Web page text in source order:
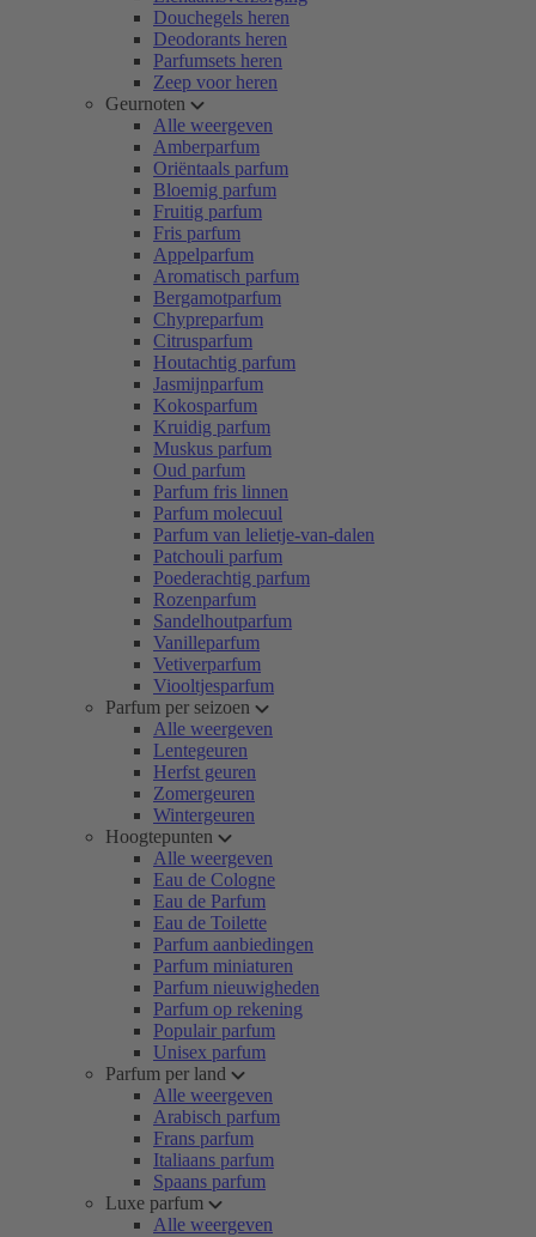
Douchegels heren
Deodorants heren
Parfumsets heren
Zeep voor heren
Geurnoten
Alle weergeven
Amberparfum
Oriëntaals parfum
Bloemig parfum
Fruitig parfum
Fris parfum
Appelparfum
Aromatisch parfum
Bergamotparfum
Chypreparfum
Citrusparfum
Houtachtig parfum
Jasmijnparfum
Kokosparfum
Kruidig parfum
Muskus parfum
Oud parfum
Parfum fris linnen
Parfum molecuul
Parfum van lelietje-van-dalen
Patchouli parfum
Poederachtig parfum
Rozenparfum
Sandelhoutparfum
Vanilleparfum
Vetiverparfum
Viooltjesparfum
Parfum per seizoen
Alle weergeven
Lentegeuren
Herfst geuren
Zomergeuren
Wintergeuren
Hoogtepunten
Alle weergeven
Eau de Cologne
Eau de Parfum
Eau de Toilette
Parfum aanbiedingen
Parfum miniaturen
Parfum nieuwigheden
Parfum op rekening
Populair parfum
Unisex parfum
Parfum per land
Alle weergeven
Arabisch parfum
Frans parfum
Italiaans parfum
Spaans parfum
Luxe parfum
Alle weergeven